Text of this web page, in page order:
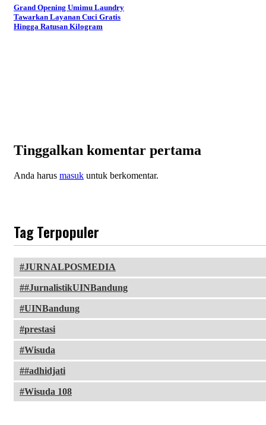
Grand Opening Umimu Laundry
Tawarkan Layanan Cuci Gratis
Hingga Ratusan Kilogram
Tinggalkan komentar pertama
Anda harus masuk untuk berkomentar.
Tag Terpopuler
JURNALPOSMEDIA
#JurnalistikUINBandung
UINBandung
prestasi
Wisuda
#adhidjati
Wisuda 108